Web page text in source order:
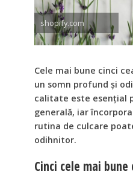
shopify.com
Cele mai bune cinci
un somn profund și
calitate este esențial
generală, iar
rutina de culcare
odihnitor.
Cinci cele mai